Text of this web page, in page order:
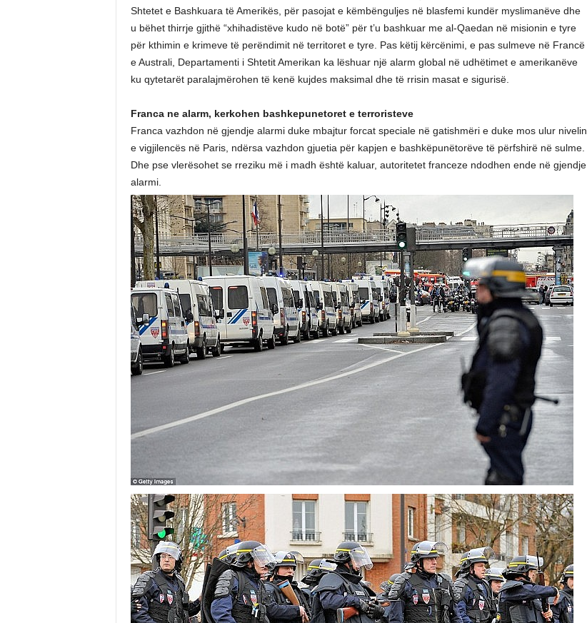
Shtetet e Bashkuara të Amerikës, për pasojat e këmbënguljes në blasfemi kundër myslimanëve dhe
u bëhet thirrje gjithë “xhihadistëve kudo në botë” për t’u bashkuar me al-Qaedan në misionin e tyre
për kthimin e krimeve të perëndimit në territoret e tyre. Pas këtij kërcënimi, e pas sulmeve në Francë
e Australi, Departamenti i Shtetit Amerikan ka lëshuar një alarm global në udhëtimet e amerikanëve
ku qytetarët paralajmërohen të kenë kujdes maksimal dhe të rrisin masat e sigurisë.
Franca ne alarm, kerkohen bashkepunetoret e terroristeve
Franca vazhdon në gjendje alarmi duke mbajtur forcat speciale në gatishmëri e duke mos ulur nivelin
e vigjilencës në Paris, ndërsa vazhdon gjuetia për kapjen e bashkëpunëtorëve të përfshirë në sulme.
Dhe pse vlerësohet se rreziku më i madh është kaluar, autoritetet franceze ndodhen ende në gjendje
alarmi.